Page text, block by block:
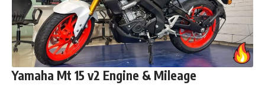
Yamaha Mt 15 v2 Engine & Mileage